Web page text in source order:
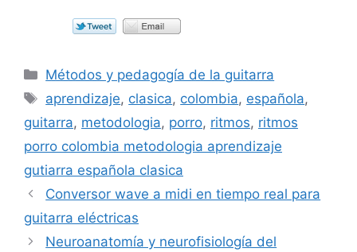
Categorías
Métodos y pedagogía de la guitarra
Etiquetas
aprendizaje, clasica, colombia, española,
guitarra, metodologia, porro, ritmos, ritmos
porro colombia metodologia aprendizaje
gutiarra española clasica
Conversor wave a midi en tiempo real para
guitarra eléctricas
Neuroanatomía y neurofisiología del